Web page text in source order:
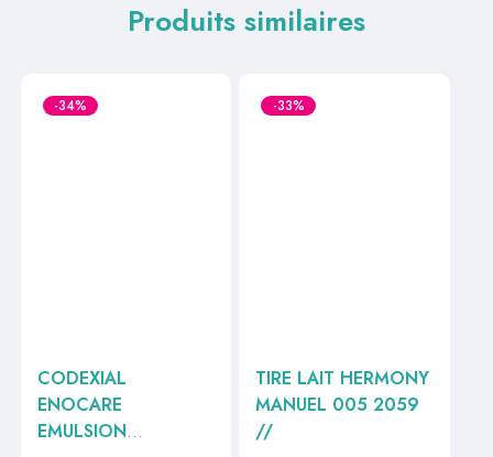
Produits similaires
-34%
CODEXIAL
ENOCARE
EMULSION
-33%
TIRE LAIT HERMONY
MANUEL 005 2059
//